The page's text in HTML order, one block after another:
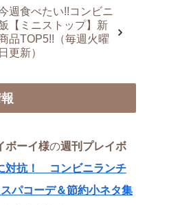
週食べたい!!コンビニ
【ミニストップ】新
品TOP5!!（毎週火曜
日更新）
ボーイ様の週刊プレイボ
対抗！ コンビニランチ
パコーデ＆節約小ネタ集